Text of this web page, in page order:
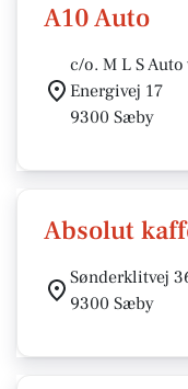
A10 Auto
c/o. M L S
Energivej 17
9300 Sæby
Absolut
Sønderklitvej
9300 Sæby